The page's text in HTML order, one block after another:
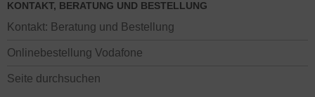
KONTAKT, BERATUNG UND BESTELLUNG
Kontakt: Beratung und Bestellung
Onlinebestellung Vodafone
Seite durchsuchen